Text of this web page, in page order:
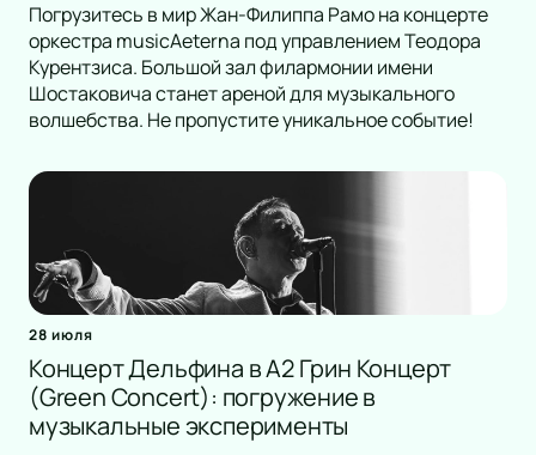
Погрузитесь в мир Жан-Филиппа Рамо на концерте
оркестра musicAeterna под управлением Теодора
Курентзиса. Большой зал филармонии имени
Шостаковича станет ареной для музыкального
волшебства. Не пропустите уникальное событие!
28 июля
Концерт Дельфина в А2 Грин Концерт
(Green Concert): погружение в
музыкальные эксперименты